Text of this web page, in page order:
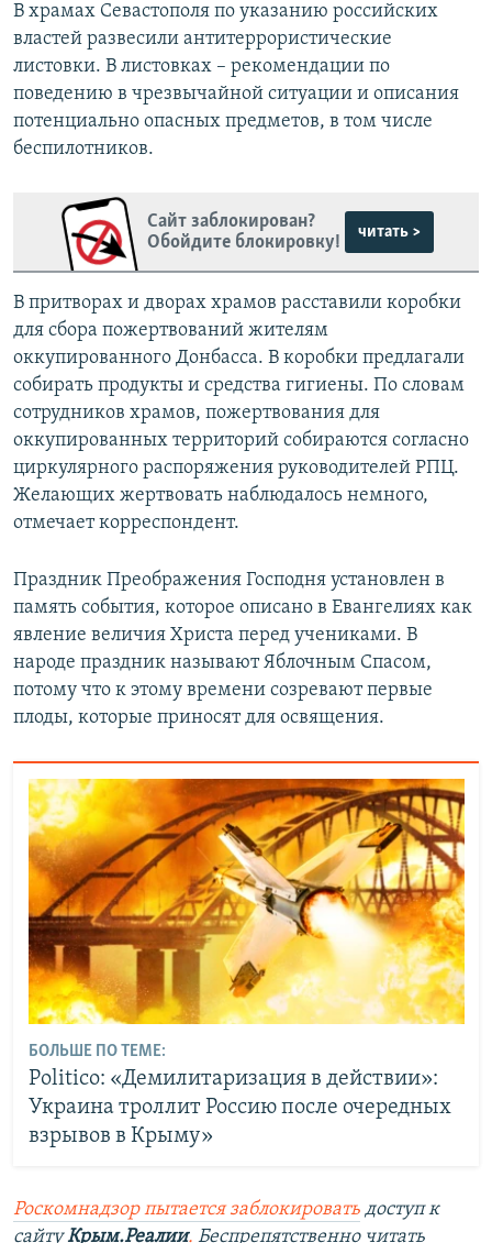
В храмах Севастополя по указанию российских
властей развесили антитеррористические
листовки. В листовках – рекомендации по
поведению в чрезвычайной ситуации и описания
потенциально опасных предметов, в том числе
беспилотников.
Сайт заблокирован?
Обойдите блокировку!
читать >
В притворах и дворах храмов расставили коробки
для сбора пожертвований жителям
оккупированного Донбасса. В коробки предлагали
собирать продукты и средства гигиены. По словам
сотрудников храмов, пожертвования для
оккупированных территорий собираются согласно
циркулярного распоряжения руководителей РПЦ.
Желающих жертвовать наблюдалось немного,
отмечает корреспондент.
Праздник Преображения Господня установлен в
память события, которое описано в Евангелиях как
явление величия Христа перед учениками. В
народе праздник называют Яблочным Спасом,
потому что к этому времени созревают первые
плоды, которые приносят для освящения.
БОЛЬШЕ ПО ТЕМЕ:
Рolitico: «Демилитаризация в действии»:
Украина троллит Россию после очередных
взрывов в Крыму»
Роскомнадзор пытается заблокировать доступ к
сайтуКрым.Реалии. Беспрепятственно читать